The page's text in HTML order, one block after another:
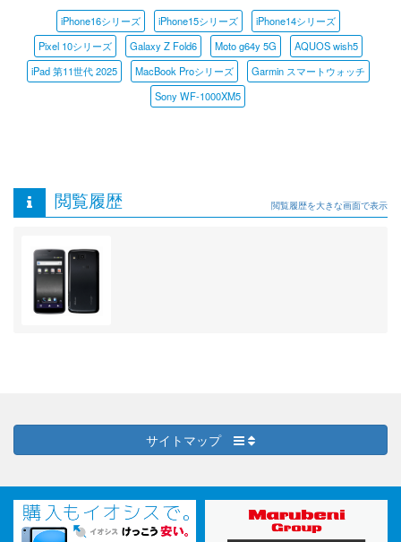
iPhone16シリーズ iPhone15シリーズ
iPhone14シリーズ
Pixel 10シリーズ
Galaxy Z Fold6 Moto g64y 5G
AQUOS wish5
iPad 第11世代 2025
MacBook Proシリーズ
Garmin スマートウォッチ
Sony WF-1000XM5
閲覧履歴 閲覧履歴を大きな画面で表示
サイトマップ